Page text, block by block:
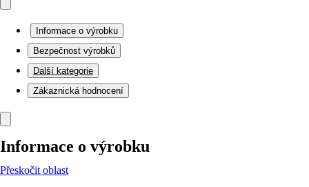
Informace o výrobku
Bezpečnost výrobků
Další kategorie
Zákaznická hodnocení
Informace o výrobku
Přeskočit oblast